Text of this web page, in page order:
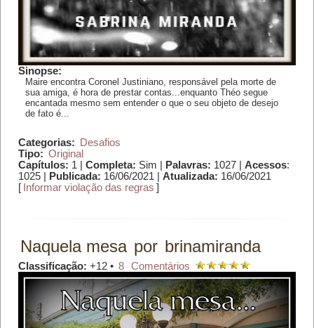
Sinopse:
Maire encontra Coronel Justiniano, responsável pela morte de
sua amiga, é hora de prestar contas...enquanto Théo segue
encantada mesmo sem entender o que o seu objeto de desejo
de fato é...
Categorias:
Desafios
Tipo: Original
Capítulos: 1 | Completa: Sim | Palavras: 1027 | Acessos:
1025 |
Publicada: 16/06/2021 | Atualizada: 16/06/2021
[ Informar violação das regras ]
Naquela mesa por brinamiranda
Classificação: +12 • 8 Comentários